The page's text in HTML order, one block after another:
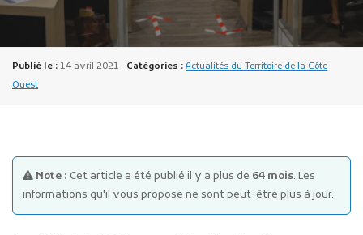
Marchés publics
Projets financés par l'Europe
Plans d'accès
Publié le : 14 avril 2021 Catégories : Actualités du Territoire de la Côte
Ouest
Note : Cet article a été publié il y a plus de 64 mois. Les
informations qu'il vous propose ne sont peut-être plus à jour.